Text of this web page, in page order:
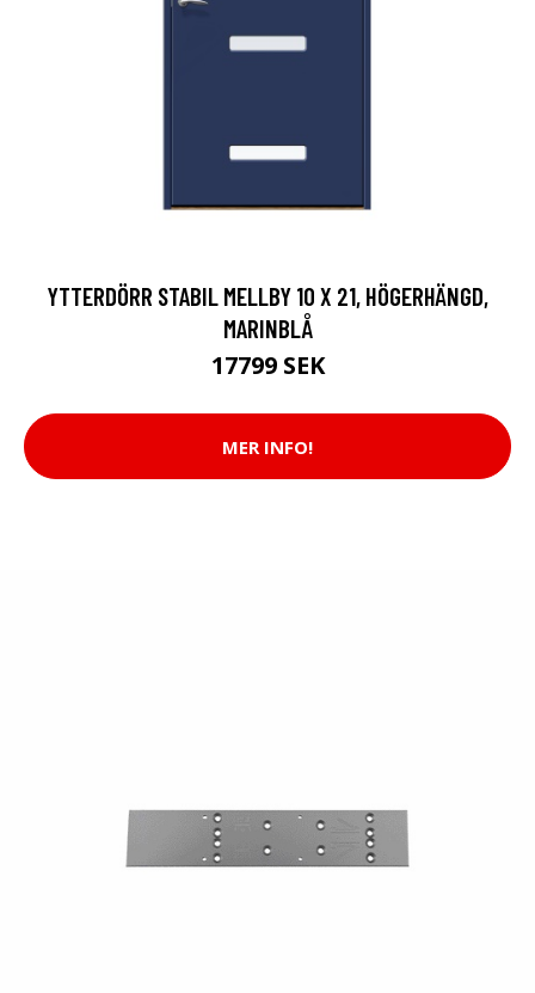
YTTERDÖRR STABIL MELLBY 10 X 21, HÖGERHÄNGD,
MARINBLÅ
17799 SEK
MER INFO!